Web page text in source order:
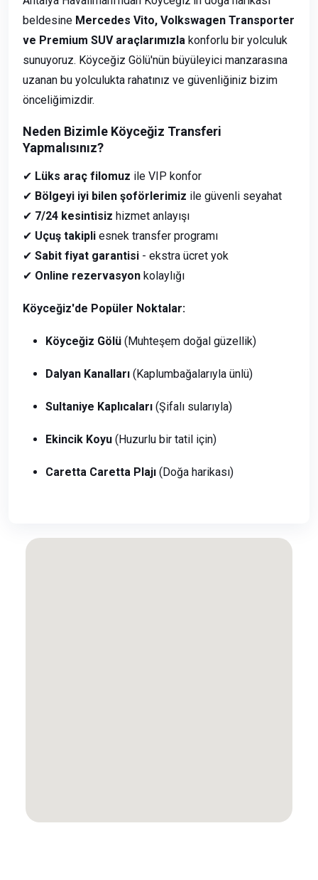
beldesine Mercedes Vito, Volkswagen Transporter
ve Premium SUV araçlarımızla konforlu bir yolculuk
sunuyoruz. Köyceğiz Gölü'nün büyüleyici manzarasına
uzanan bu yolculukta rahatınız ve güvenliğiniz bizim
önceliğimizdir.
Neden Bizimle Köyceğiz Transferi
Yapmalısınız?
✔ Lüks araç filomuz ile VIP konfor
✔ Bölgeyi iyi bilen şoförlerimiz ile güvenli seyahat
✔ 7/24 kesintisiz hizmet anlayışı
✔ Uçuş takipli esnek transfer programı
✔ Sabit fiyat garantisi - ekstra ücret yok
✔ Online rezervasyon kolaylığı
Köyceğiz'de Popüler Noktalar:
Köyceğiz Gölü (Muhteşem doğal güzellik)
Dalyan Kanalları (Kaplumbağalarıyla ünlü)
Sultaniye Kaplıcaları (Şifalı sularıyla)
Ekincik Koyu (Huzurlu bir tatil için)
Caretta Caretta Plajı (Doğa harikası)